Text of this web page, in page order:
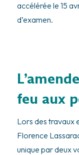
accélérée le 15
d’examen.
feu aux
Lors des travaux
Florence
unique par deux